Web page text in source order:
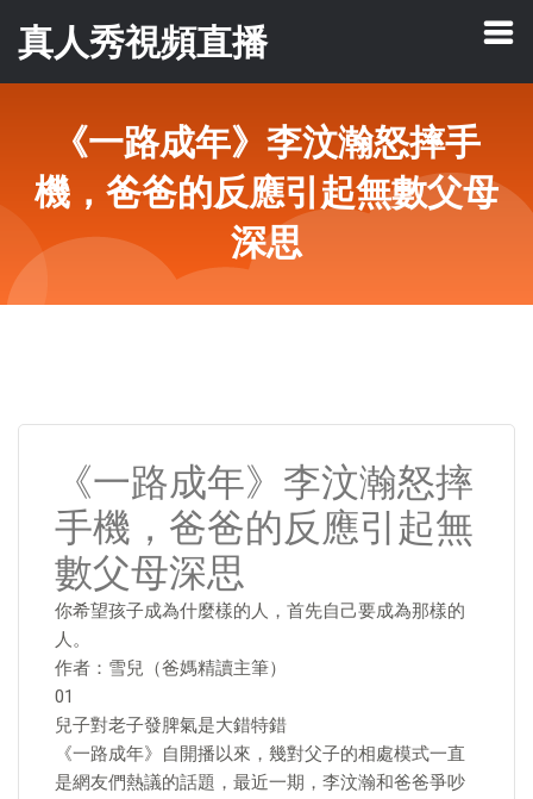
真人秀視頻直播
《一路成年》李汶瀚怒摔手
機，爸爸的反應引起無數父母
深思
《一路成年》李汶瀚怒摔
手機，爸爸的反應引起無
數父母深思
你希望孩子成為什麼樣的人，首先自己要成為那樣的
人。
作者：雪兒（爸媽精讀主筆）
01
兒子對老子發脾氣是大錯特錯
《一路成年》自開播以來，幾對父子的相處模式一直
是網友們熱議的話題，最近一期，李汶瀚和爸爸爭吵